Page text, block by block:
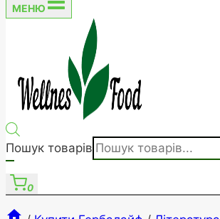
МЕНЮ
Пошук товарів
0